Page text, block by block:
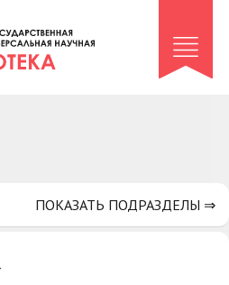
архив»
ПОКАЗАТЬ ПОДРАЗДЕЛЫ ⇒